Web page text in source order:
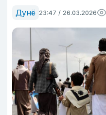
Дунё 23:47 / 26.03.2026